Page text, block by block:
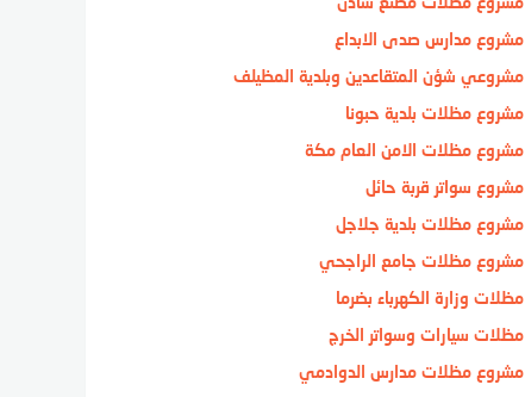
مشروع مدارس صدى الابداع
مشروعي شؤن المتقاعدين وبلدية المظيلف
مشروع مظلات بلدية حبونا
مشروع مظلات الامن العام مكة
مشروع سواتر قربة حائل
مشروع مظلات بلدية جلاجل
مشروع مظلات جامع الراجحي
مظلات وزارة الكهرباء بضرما
مظلات سيارات وسواتر الخرج
مشروع مظلات مدارس الدوادمي